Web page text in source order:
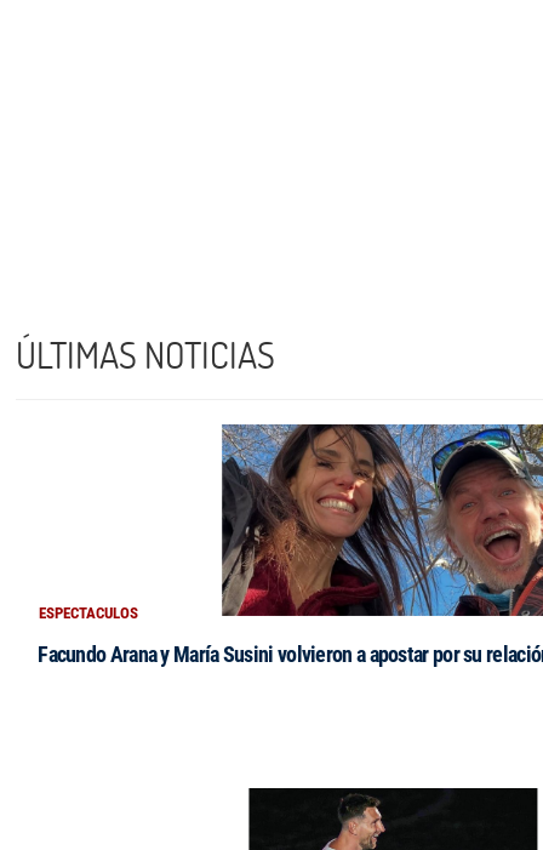
ÚLTIMAS NOTICIAS
ESPECTACULOS
Facundo Arana y María Susini volvieron a apostar por su